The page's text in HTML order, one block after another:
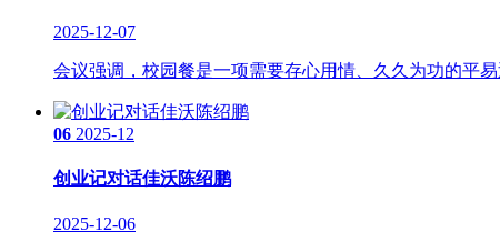
2025-12-07
会议强调，校园餐是一项需要存心用情、久久为功的平
06 2025-12
创业记对话佳沃陈绍鹏
2025-12-06